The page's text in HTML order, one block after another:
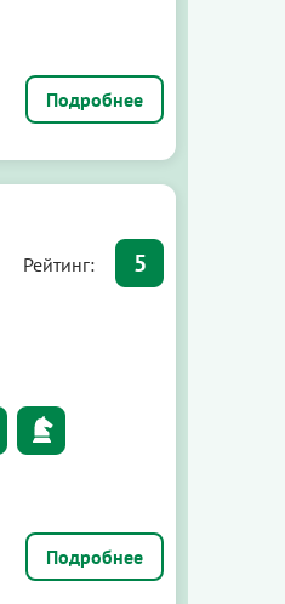
Подробнее
Рейтинг: 5
Подробнее